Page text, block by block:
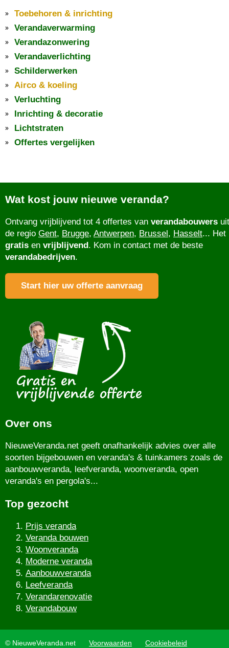
Toebehoren & inrichting
Verandaverwarming
Verandazonwering
Verandaverlichting
Schilderwerken
Airco & koeling
Verluchting
Inrichting & decoratie
Lichtstraten
Offertes vergelijken
Wat kost jouw nieuwe veranda?
Ontvang vrijblijvend tot 4 offertes van verandabouwers uit
de regio Gent, Brugge, Antwerpen, Brussel , Hasselt... Het
gratis en vrijblijvend . Kom in contact met de beste
verandabedrijven.
Start hier uw offerte aanvraag
Over ons
NieuweVeranda.net geeft onafhankelijk advies over alle
soorten bijgebouwen en veranda's & tuinkamers zoals de
aanbouwveranda, leefveranda, woonveranda, open
veranda's en pergola's...
Top gezocht
Prijs veranda
Veranda bouwen
Woonveranda
Moderne veranda
Aanbouwveranda
Leefveranda
Verandarenovatie
Verandabouw
© NieuweVeranda.net Voorwaarden Cookiebeleid